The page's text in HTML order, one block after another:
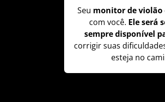
Seu monitor de violão
com você. Ele será
sempre disponível
corrigir suas
esteja no